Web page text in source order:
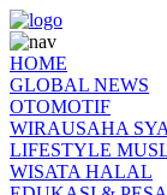
HOME
GLOBAL NEWS
OTOMOTIF
WIRAUSAHA
LIFESTYLE
WISATA HALAL